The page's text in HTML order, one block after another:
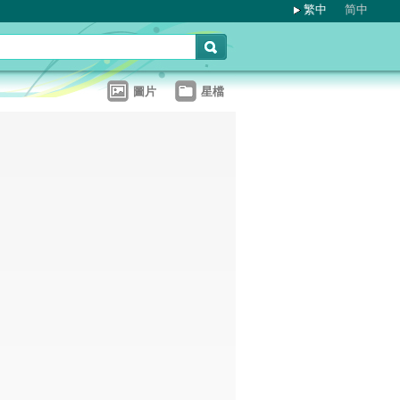
繁中 简中
圖片 星檔